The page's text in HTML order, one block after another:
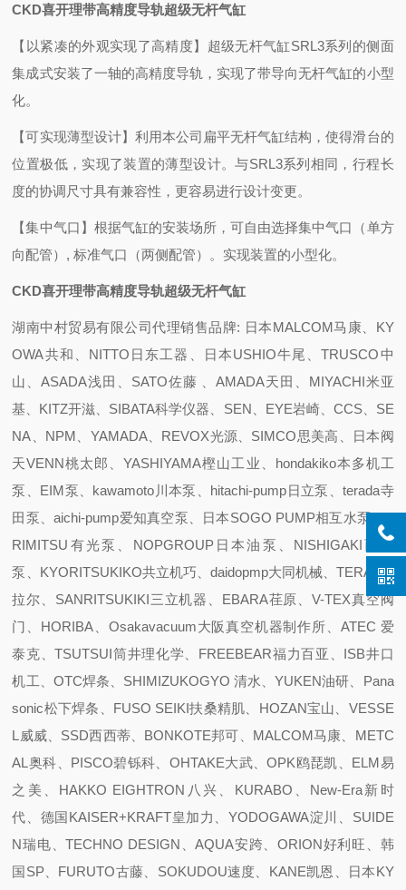
CKD喜开理带高精度导轨超级无杆气缸
【以紧凑的外观实现了高精度】 超级无杆气缸SRL3系列的侧面
集成式安装了一轴的高精度导轨，实现了带导向无杆气缸的小型
化。
【可实现薄型设计】 利用本公司扁平无杆气缸结构，使得滑台的
位置极低，实现了装置的薄型设计。与SRL3系列相同，行程长
度的协调尺寸具有兼容性，更容易进行设计变更。
【集中气口】 根据气缸的安装场所，可自由选择集中气口（单方
向配管）, 标准气口（两侧配管）。 实现装置的小型化。
CKD喜开理带高精度导轨超级无杆气缸
湖南中村贸易有限公司代理销售品牌: 日本MALCOM马康、KY
OWA共和、NITTO日东工器、日本USHIO牛尾、TRUSCO中
山、ASADA浅田、SATO佐藤 、AMADA天田、MIYACHI米亚
基、KITZ开滋、SIBATA科学仪器、SEN、EYE岩崎、CCS、SE
NA、NPM、YAMADA、REVOX光源、SIMCO思美高、日本阀
天VENN桃太郎、YASHIYAMA樫山工业、hondakiko本多机工
泵、EIM泵、kawamoto川本泵、hitachi-pump日立泵、terada寺
田泵、aichi-pump爱知真空泵、日本SOGO PUMP相互水泵、A
RIMITSU有光泵、NOPGROUP日本油泵、NISHIGAKI西坦
泵、KYORITSUKIKO共立机巧、daidopmp大同机械、TERAL泰
拉尔、SANRITSUKIKI三立机器、EBARA荏原、V-TEX真空阀
门、HORIBA、Osakavacuum大阪真空机器制作所、ATEC 爱
泰克、TSUTSUI筒井理化学、FREEBEAR福力百亚、ISB井口
机工、OTC焊条、SHIMIZUKOGYO 清水、YUKEN油研、Pana
sonic松下焊条、FUSO SEIKI扶桑精肌、HOZAN宝山、VESSE
L威威、SSD西西蒂、BONKOTE邦可、MALCOM马康、METC
AL奥科、PISCO碧铄科、OHTAKE大武、OPK鸥琵凯、ELM易
之美、HAKKO EIGHTRON八兴、KURABO、New-Era新时
代、德国KAISER+KRAFT皇加力、YODOGAWA淀川、SUIDE
N瑞电、TECHNO DESIGN、AQUA安跨、ORION好利旺、韩
国SP、FURUTO古藤、SOKUDOU速度、KANE凯恩、日本KY